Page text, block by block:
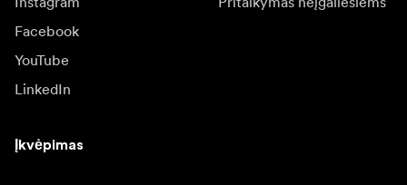
Facebook
YouTube
LinkedIn
Įkvėpimas